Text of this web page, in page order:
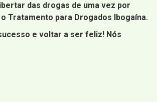
das drogas de uma vez por
Tratamento para Drogados Ibogaína.
e voltar a ser feliz! Nós